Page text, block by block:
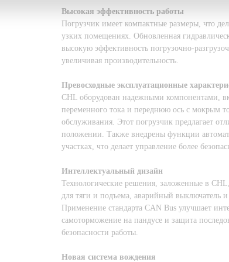
Высокая эффективность работы
Погрузчик имеет компактные размеры, что
узких помещениях. Обновленная
высокую эффективность погрузочно-
увеличивая производительность.
Превосходные эксплуатационные
CHL оборудован надежными компонентами,
переменного тока и переднюю ось с мокрым
обслуживания. Этот погрузчик предлагает
положении. Также внедрены функции
участках, что делает управление более
Интеллектуальный дизайн
Технологические решения, заложенные в
для тяги и подъема, аварийный выключатель
Применение стандарта CAN Bus улучшает
самоторможение на пандусе и защита
безопасности работы.
Новая система вождения